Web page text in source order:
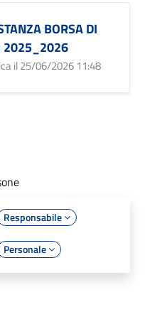
BORSA DI
2025_2026
il 25/06/2026 11:48
Responsabile
Personale